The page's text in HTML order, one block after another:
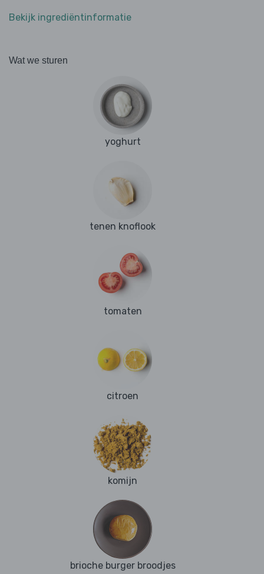
Bekijk ingrediëntinformatie
Wat we sturen
yoghurt
tenen knoflook
tomaten
citroen
komijn
brioche burger broodjes